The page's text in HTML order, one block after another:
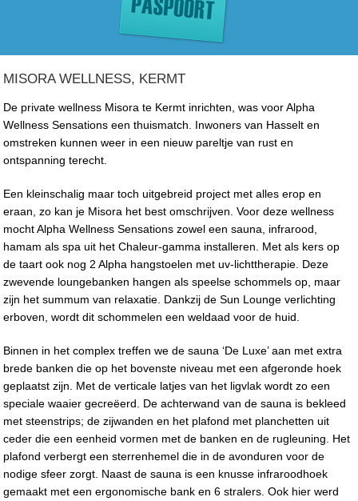
MISORA WELLNESS, KERMT
De private wellness Misora te Kermt inrichten, was voor Alpha
Wellness Sensations een thuismatch. Inwoners van Hasselt en
omstreken kunnen weer in een nieuw pareltje van rust en
ontspanning terecht.
Een kleinschalig maar toch uitgebreid project met alles erop en
eraan, zo kan je Misora het best omschrijven. Voor deze wellness
mocht Alpha Wellness Sensations zowel een sauna, infrarood,
hamam als spa uit het Chaleur-gamma installeren. Met als kers op
de taart ook nog 2 Alpha hangstoelen met uv-lichttherapie. Deze
zwevende loungebanken hangen als speelse schommels op, maar
zijn het summum van relaxatie. Dankzij de Sun Lounge verlichting
erboven, wordt dit schommelen een weldaad voor de huid.
Binnen in het complex treffen we de sauna ‘De Luxe’ aan met extra
brede banken die op het bovenste niveau met een afgeronde hoek
geplaatst zijn. Met de verticale latjes van het ligvlak wordt zo een
speciale waaier gecreëerd. De achterwand van de sauna is bekleed
met steenstrips; de zijwanden en het plafond met planchetten uit
ceder die een eenheid vormen met de banken en de rugleuning. Het
plafond verbergt een sterrenhemel die in de avonduren voor de
nodige sfeer zorgt. Naast de sauna is een knusse infraroodhoek
gemaakt met een ergonomische bank en 6 stralers. Ook hier werd